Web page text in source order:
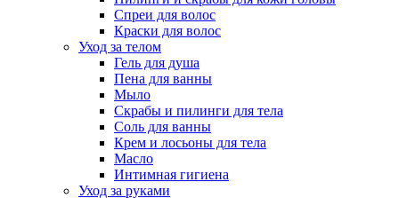
Спреи для волос
Краски для волос
Уход за телом
Гель для душа
Пена для ванны
Мыло
Скрабы и пилинги для тела
Соль для ванны
Крем и лосьоны для тела
Масло
Интимная гигиена
Уход за руками